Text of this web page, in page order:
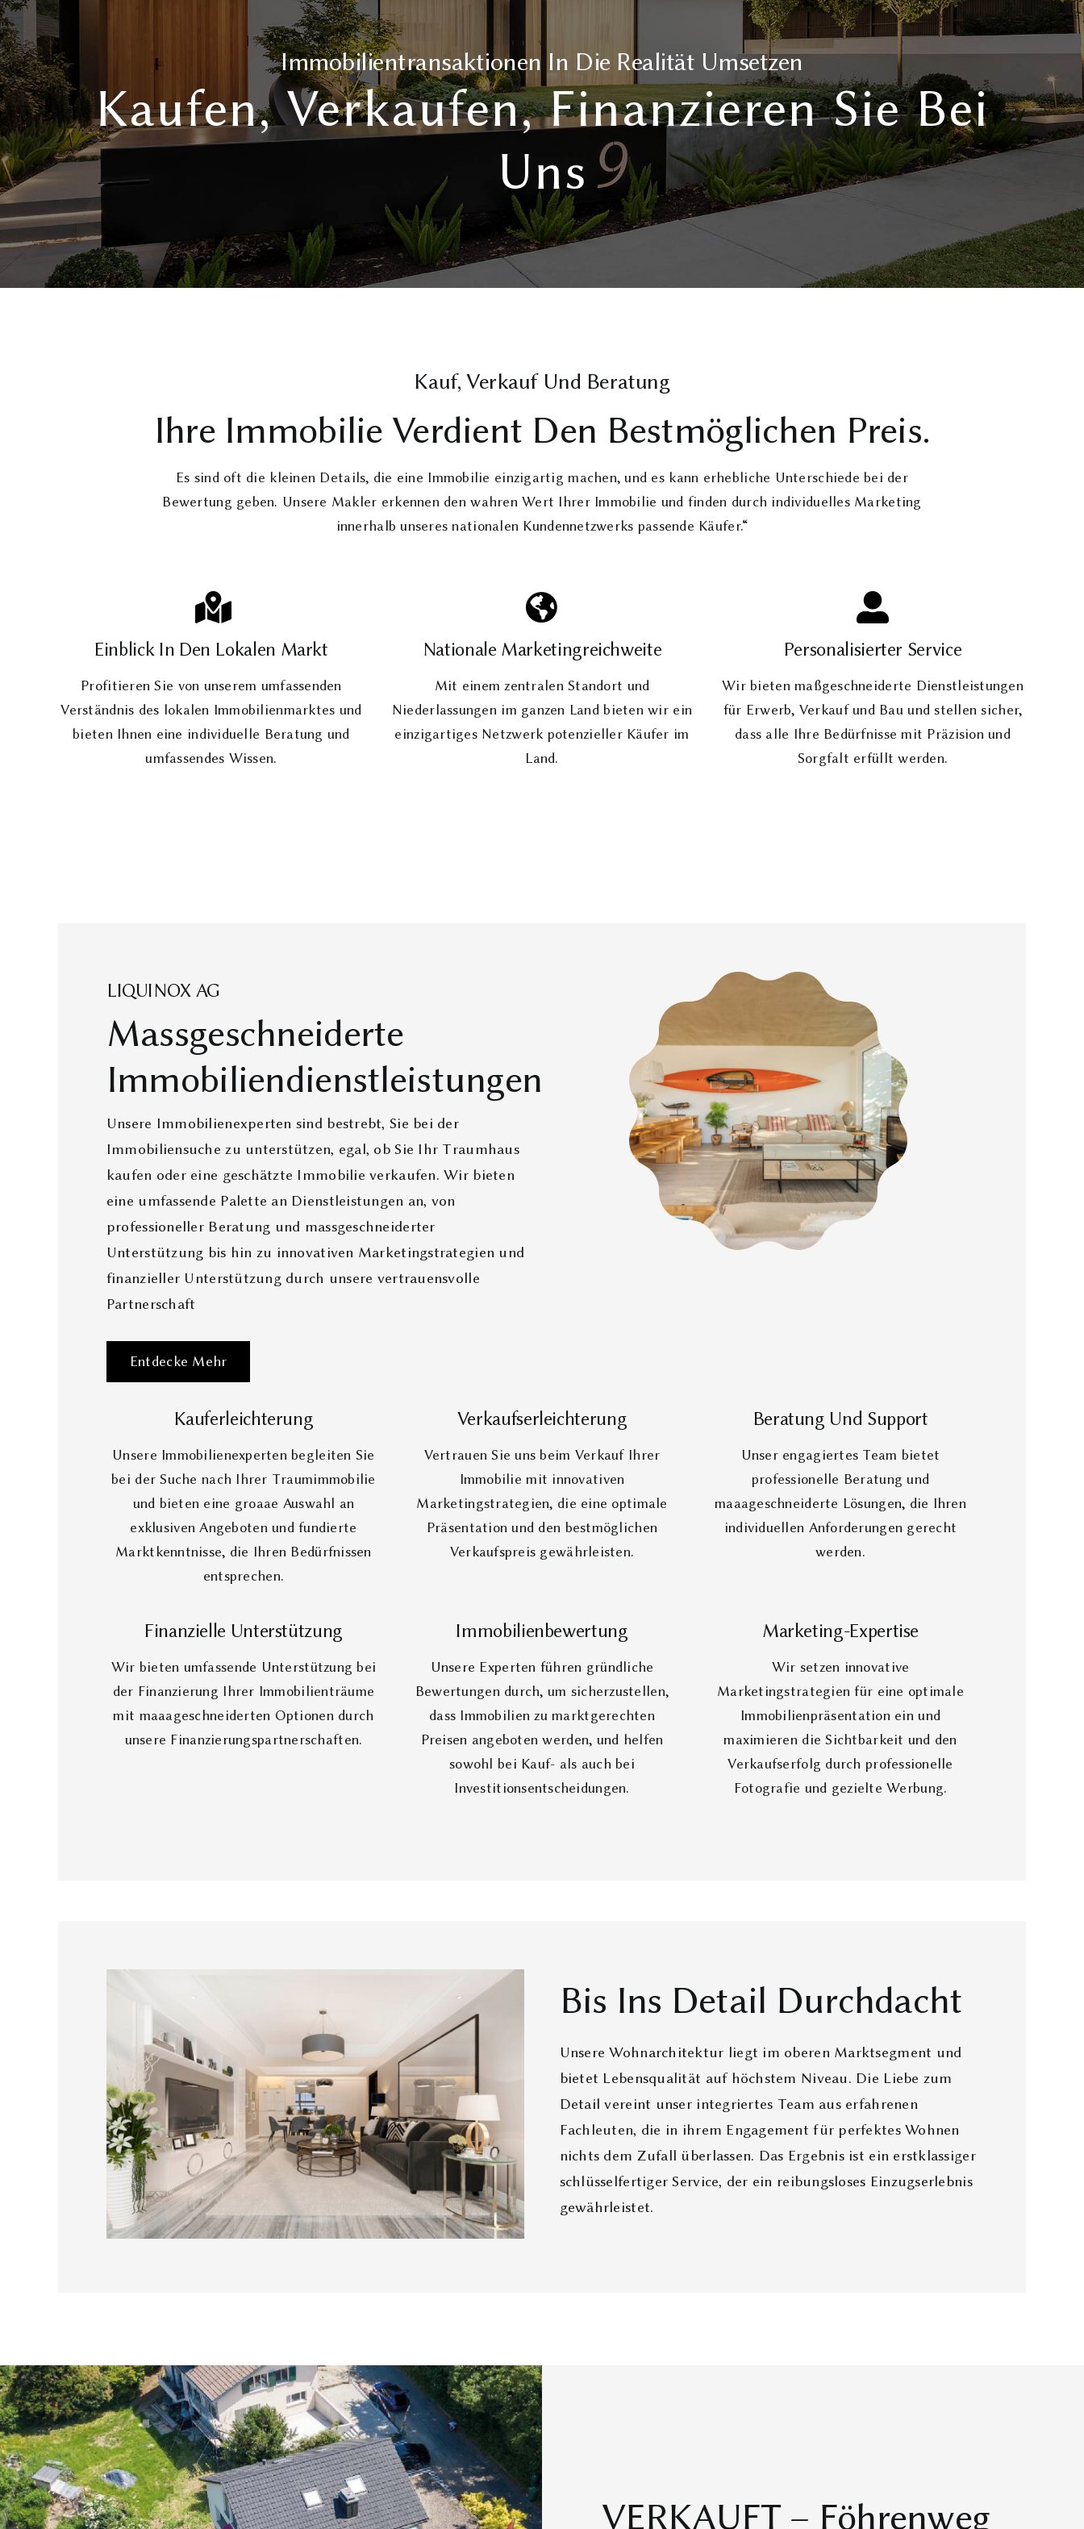
Immobilientransaktionen In Die Realität Umsetzen
Kaufen, Verkaufen, Finanzieren Sie Bei
Uns
Kauf, Verkauf Und Beratung
Ihre Immobilie Verdient Den Bestmöglichen Preis.
Es sind oft die kleinen Details, die eine Immobilie einzigartig machen, und es kann erhebliche Unterschiede bei der
Bewertung geben. Unsere Makler erkennen den wahren Wert Ihrer Immobilie und finden durch individuelles Marketing
innerhalb unseres nationalen Kundennetzwerks passende Käufer.“
Einblick In Den Lokalen Markt
Profitieren Sie von unserem umfassenden
Verständnis des lokalen Immobilienmarktes und
bieten Ihnen eine individuelle Beratung und
umfassendes Wissen.
Nationale Marketingreichweite
Mit einem zentralen Standort und
Niederlassungen im ganzen Land bieten wir ein
einzigartiges Netzwerk potenzieller Käufer im
Land.
Personalisierter Service
Wir bieten maßgeschneiderte Dienstleistungen
für Erwerb, Verkauf und Bau und stellen sicher,
dass alle Ihre Bedürfnisse mit Präzision und
Sorgfalt erfüllt werden.
LIQUINOX AG
Massgeschneiderte
Immobiliendienstleistungen
Unsere Immobilienexperten sind bestrebt, Sie bei der
Immobiliensuche zu unterstützen, egal, ob Sie Ihr Traumhaus
kaufen oder eine geschätzte Immobilie verkaufen. Wir bieten
eine umfassende Palette an Dienstleistungen an, von
professioneller Beratung und massgeschneiderter
Unterstützung bis hin zu innovativen Marketingstrategien und
finanzieller Unterstützung durch unsere vertrauensvolle
Partnerschaft
Entdecke Mehr
Kauferleichterung
Unsere Immobilienexperten begleiten Sie
bei der Suche nach Ihrer Traumimmobilie
und bieten eine groaae Auswahl an
exklusiven Angeboten und fundierte
Marktkenntnisse, die Ihren Bedürfnissen
entsprechen.
Verkaufserleichterung
Vertrauen Sie uns beim Verkauf Ihrer
Immobilie mit innovativen
Marketingstrategien, die eine optimale
Präsentation und den bestmöglichen
Verkaufspreis gewährleisten.
Beratung Und Support
Unser engagiertes Team bietet
professionelle Beratung und
maaageschneiderte Lösungen, die Ihren
individuellen Anforderungen gerecht
werden.
Finanzielle Unterstützung
Wir bieten umfassende Unterstützung bei
der Finanzierung Ihrer Immobilienträume
mit maaageschneiderten Optionen durch
unsere Finanzierungspartnerschaften.
Immobilienbewertung
Unsere Experten führen gründliche
Bewertungen durch, um sicherzustellen,
dass Immobilien zu marktgerechten
Preisen angeboten werden, und helfen
sowohl bei Kauf- als auch bei
Investitionsentscheidungen.
Marketing-Expertise
Wir setzen innovative
Marketingstrategien für eine optimale
Immobilienpräsentation ein und
maximieren die Sichtbarkeit und den
Verkaufserfolg durch professionelle
Fotografie und gezielte Werbung.
Bis Ins Detail Durchdacht
Unsere Wohnarchitektur liegt im oberen Marktsegment und
bietet Lebensqualität auf höchstem Niveau. Die Liebe zum
Detail vereint unser integriertes Team aus erfahrenen
Fachleuten, die in ihrem Engagement für perfektes Wohnen
nichts dem Zufall überlassen. Das Ergebnis ist ein erstklassiger
schlüsselfertiger Service, der ein reibungsloses Einzugserlebnis
gewährleistet.
VERKAUFT – Föhrenweg